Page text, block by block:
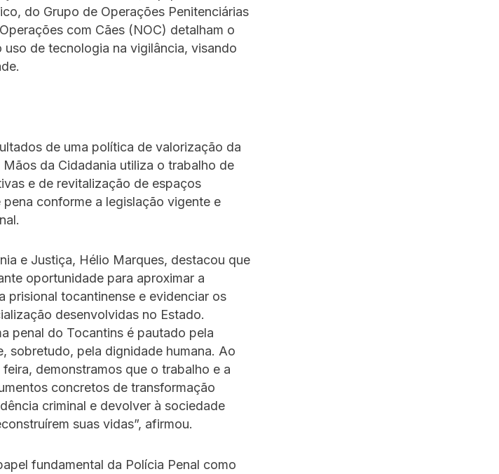
do Grupo de Operações Penitenciárias
com Cães (NOC) detalham o
de tecnologia na vigilância, visando
de uma política de valorização da
da Cidadania utiliza o trabalho de
e de revitalização de espaços
conforme a legislação vigente e
e Justiça, Hélio Marques, destacou que
oportunidade para aproximar a
prisional tocantinense e evidenciar os
desenvolvidas no Estado.
penal do Tocantins é pautado pela
sobretudo, pela dignidade humana. Ao
demonstramos que o trabalho e a
concretos de transformação
criminal e devolver à sociedade
suas vidas”, afirmou.
fundamental da Polícia Penal como